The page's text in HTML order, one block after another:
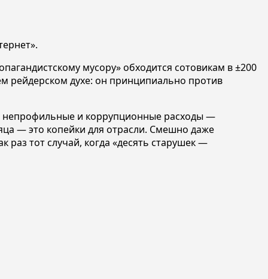
мусору» обходится сотовикам в ±200
рейдерском духе: он принципиально против
непрофильные и коррупционные расходы —
— это копейки для отрасли. Смешно даже
раз тот случай, когда «десять старушек —